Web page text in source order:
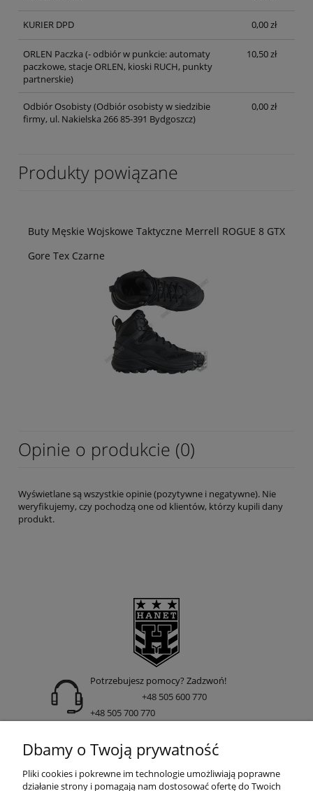
KURIER DPD 0,00 zł
ORLEN Paczka (- odbiór w punkcie: automaty
paczkowe, stacje ORLEN, kioski RUCH, punkty
partnerskie)
10,50 zł
Odbiór Osobisty(Odbiór osobisty w siedzibie
firmy, ul. Nakielska 266 85-391 Bydgoszcz)
0,00 zł
Produkty powiązane
Buty Męskie Wojskowe Taktyczne Merrell ROGUE 8 GTX
Gore Tex Czarne
Opinie o produkcie (0)
Wyświetlane są wszystkie opinie (pozytywne i negatywne). Nie
weryfikujemy, czy pochodzą one od klientów, którzy kupili dany
produkt.
Potrzebujesz pomocy? Zadzwoń!
+48 505 600 770
+48 505 700 770
ul. Nakielska 266 85-391 Bydgoszcz
Dbamy o Twoją prywatność
Pliki cookies i pokrewne im technologie umożliwiają poprawne
działanie strony i pomagają nam dostosować ofertę do Twoich